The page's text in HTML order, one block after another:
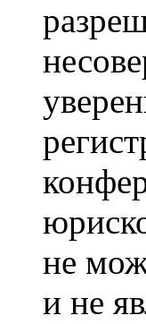
не
и не